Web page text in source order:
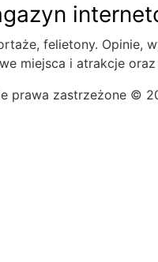
felietony. Opinie,
miejsca i atrakcje
prawa zastrzeżone ©